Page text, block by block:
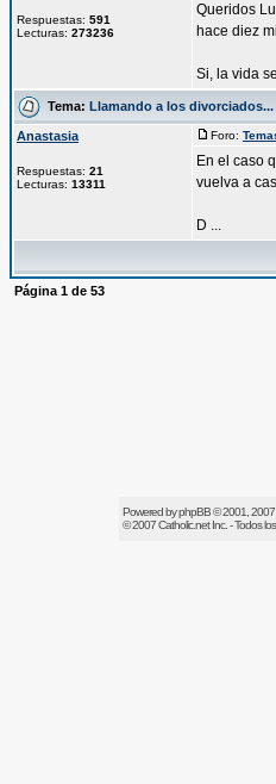
Respuestas: 591
Lecturas: 273236
Queridos
hace diez
Si, la vida
Tema: Llamando a los divorciados...
Anastasia
Respuestas: 21
Lecturas: 13311
Foro:
En el caso
vuelva a
D ...
Página 1 de 53
Powered byphpBB© 2001,
© 2007Catholic.netInc. - Todos